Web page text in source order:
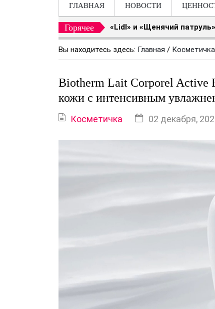
ГЛАВНАЯ НОВОСТИ
Горячее «Lidl» и «Щенячий
Вы находитесь здесь: Главная / Косметичка
Biotherm Lait Corporel Active
кожи с интенсивным
Косметичка 02 декабря,